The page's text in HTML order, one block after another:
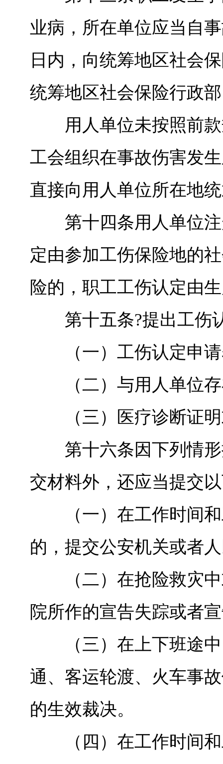
业病，所在单位应当自
日内，向统筹地区社会
统筹地区社会保险行政
用人单位未按照前款
工会组织在事故伤害发
直接向用人单位所在地
第十四条用人单位注
定由参加工伤保险地的
险的，职工工伤认定由
第十五条?提出工伤
（一）工伤认定申请
（二）与用人单位存
（三）医疗诊断证明
第十六条因下列情形
交材料外，还应当提交
（一）在工作时间和
的，提交公安机关或者
（二）在抢险救灾中
院所作的宣告失踪或者
（三）在上下班途中
通、客运轮渡、火车事
的生效裁决。
（四）在工作时间和